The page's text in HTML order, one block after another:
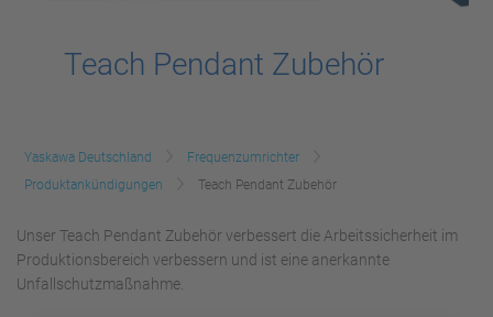
Teach Pendant Zubehör
Yaskawa Deutschland
Frequenzumrichter
Produktankündigungen
Teach Pendant Zubehör
Unser Teach Pendant Zubehör verbessert die Arbeitssicherheit im
Produktionsbereich verbessern und ist eine anerkannte
Unfallschutzmaßnahme.